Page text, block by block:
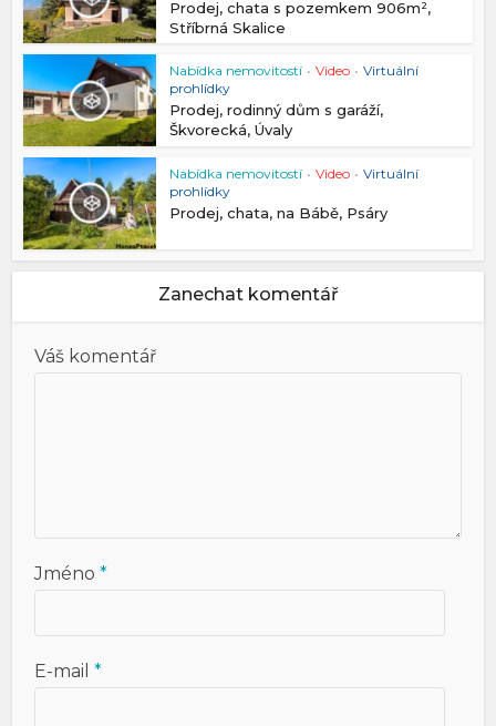
Prodej, chata s pozemkem 906m²,
Stříbrná Skalice
Nabídka nemovitostí • Video • Virtuální
prohlídky
Prodej, rodinný dům s garáží,
Škvorecká, Úvaly
Nabídka nemovitostí • Video • Virtuální
prohlídky
Prodej, chata, na Bábě, Psáry
Zanechat komentář
Váš komentář
Jméno*
E-mail*